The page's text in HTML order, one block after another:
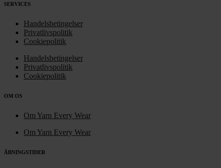
SERVICES
Handelsbetingelser
Privatlivspolitik
Cookiepolitik
Handelsbetingelser
Privatlivspolitik
Cookiepolitik
OM OS
Om Yarn Every Wear
Om Yarn Every Wear
ÅBNINGSTIDER